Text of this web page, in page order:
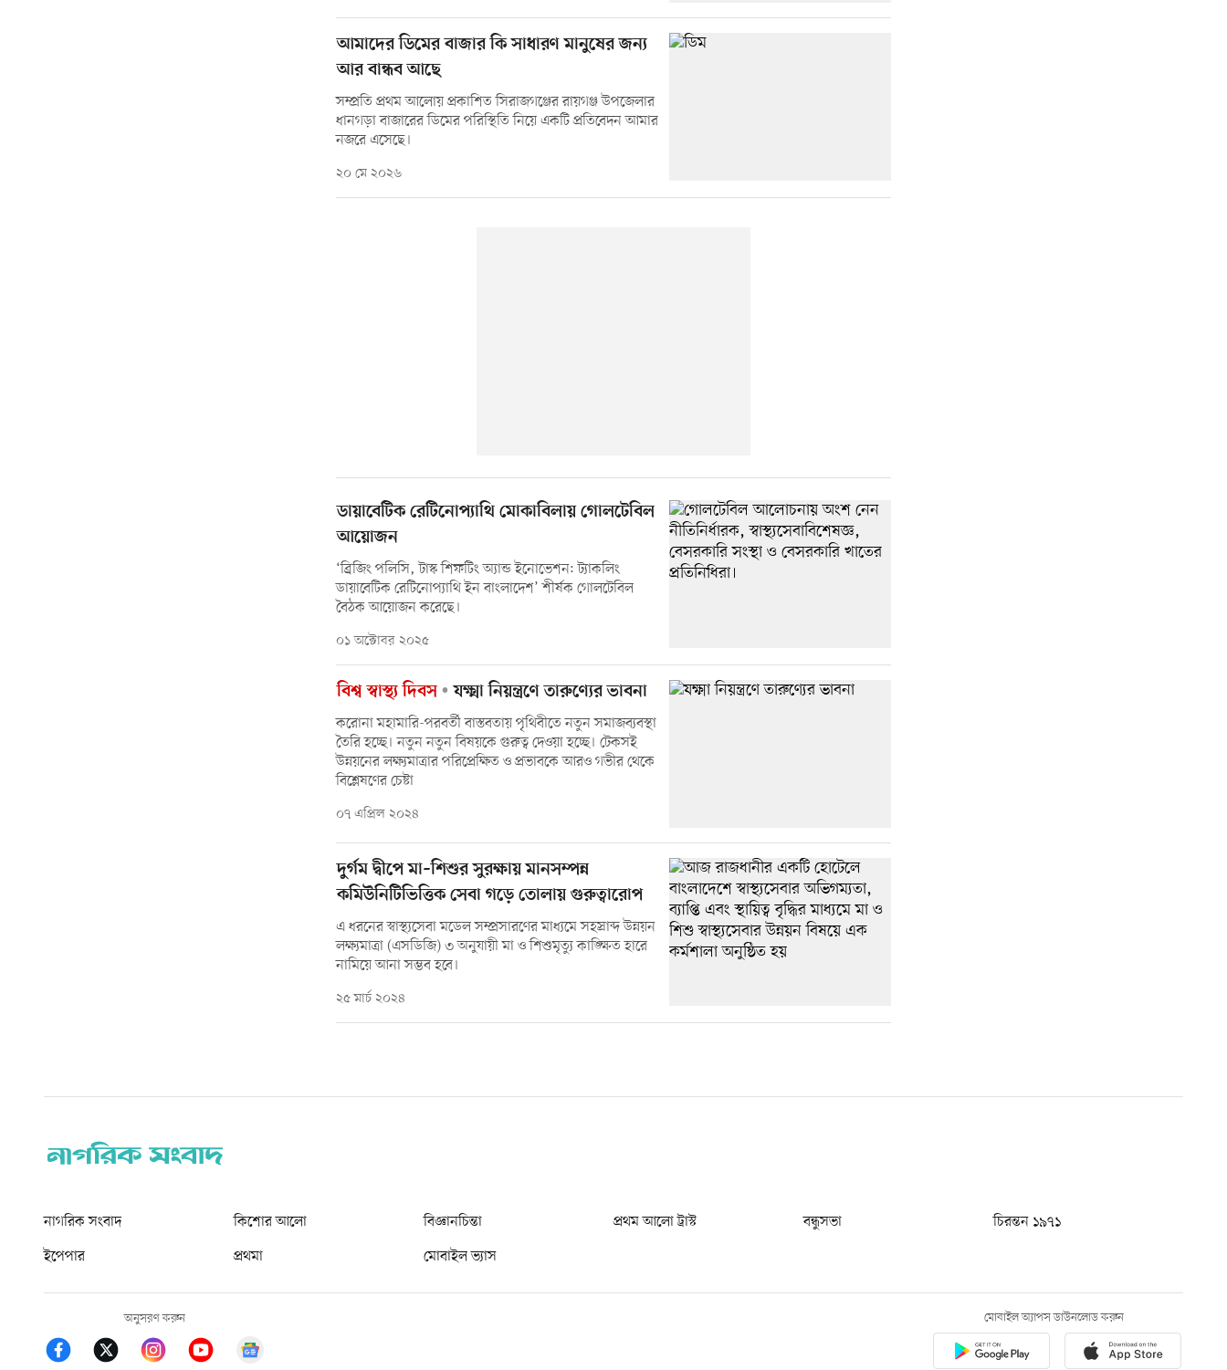
আমাদের ডিমের বাজার কি সাধারণ মানুষের জন্য
আর বান্ধব আছে
সম্প্রতি প্রথম আলোয় প্রকাশিত সিরাজগঞ্জের রায়গঞ্জ উপজেলার
ধানগড়া বাজারের ডিমের পরিস্থিতি নিয়ে একটি প্রতিবেদন আমার
নজরে এসেছে।
২০ মে ২০২৬
ডায়াবেটিক রেটিনোপ্যাথি মোকাবিলায় গোলটেবিল
আয়োজন
‘ব্রিজিং পলিসি, টাস্ক শিফটিং অ্যান্ড ইনোভেশন: ট্যাকলিং
ডায়াবেটিক রেটিনোপ্যাথি ইন বাংলাদেশ’ শীর্ষক গোলটেবিল
বৈঠক আয়োজন করেছে।
০১ অক্টোবর ২০২৫
বিশ্ব স্বাস্থ্য দিবস যক্ষ্মা নিয়ন্ত্রণে তারুণ্যের ভাবনা
করোনা মহামারি-পরবর্তী বাস্তবতায় পৃথিবীতে নতুন সমাজব্যবস্থা
তৈরি হচ্ছে। নতুন নতুন বিষয়কে গুরুত্ব দেওয়া হচ্ছে। টেকসই
উন্নয়নের লক্ষ্যমাত্রার পরিপ্রেক্ষিত ও প্রভাবকে আরও গভীর থেকে
বিশ্লেষণের চেষ্টা
০৭ এপ্রিল ২০২৪
দুর্গম দ্বীপে মা–শিশুর সুরক্ষায় মানসম্পন্ন
কমিউনিটিভিত্তিক সেবা গড়ে তোলায় গুরুত্বারোপ
এ ধরনের স্বাস্থ্যসেবা মডেল সম্প্রসারণের মাধ্যমে সহস্রাব্দ উন্নয়ন
লক্ষ্যমাত্রা (এসডিজি) ৩ অনুযায়ী মা ও শিশুমৃত্যু কাঙ্ক্ষিত হারে
নামিয়ে আনা সম্ভব হবে।
২৫ মার্চ ২০২৪
নাগরিক সংবাদ কিশোর আলো বিজ্ঞানচিন্তা প্রথম আলো ট্রাস্ট বন্ধুসভা
চিরন্তন ১৯৭১
ইপেপার
প্রথমা মোবাইল ভ্যাস
অনুসরণ করুন মোবাইল অ্যাপস ডাউনলোড করুন